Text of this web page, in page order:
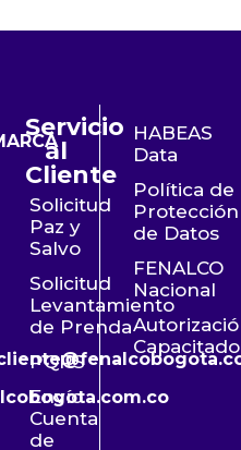
Servicio
al
Cliente
Solicitud
Paz y
Salvo
Solicitud
Levantamiento
de Prenda
PQRS
Envío
Cuenta
de
HABEAS
Data
Política de
Protección
de Datos
FENALCO
Nacional